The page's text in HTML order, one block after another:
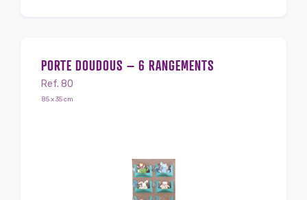
PORTE DOUDOUS – 6 RANGEMENTS
Ref. 80
85 x 35 cm